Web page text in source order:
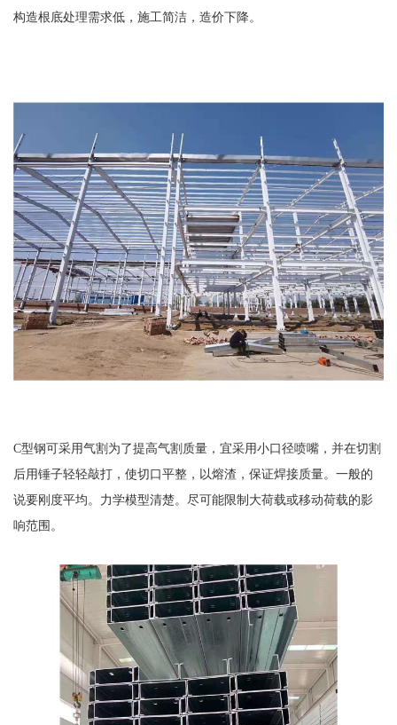
构造根底处理需求低，施工简洁，造价下降。
C型钢可采用气割为了提高气割质量，宜采用小口径喷嘴，并在切割
后用锤子轻轻敲打，使切口平整，以熔渣，保证焊接质量。一般的
说要刚度平均。力学模型清楚。尽可能限制大荷载或移动荷载的影
响范围。